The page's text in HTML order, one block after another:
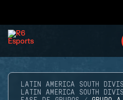
LATIN AMERICA SOUTH
LATIN AMERICA SOUTH